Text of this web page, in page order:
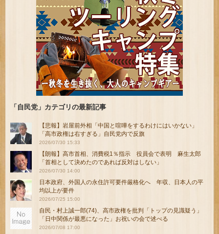
「自民党」カテゴリの最新記事
【悲報】岩屋前外相「中国と喧嘩をするわけにはいかない」
「高市政権は右すぎる」自民党内で反旗
2026/07/30 15:33
【朗報】高市首相、消費税1％指示 役員会で表明 麻生太郎
「首相として決めたのであれば反対はしない」
2026/07/30 14:00
日本政府、外国人の永住許可要件厳格化へ 年収、日本人の平
均以上が要件
2026/07/25 15:00
自民・村上誠一郎(74)、高市政権を批判「トップの見識疑う」
「日中関係が最悪になった」お祝いの会で述べる
2026/07/08 17:00